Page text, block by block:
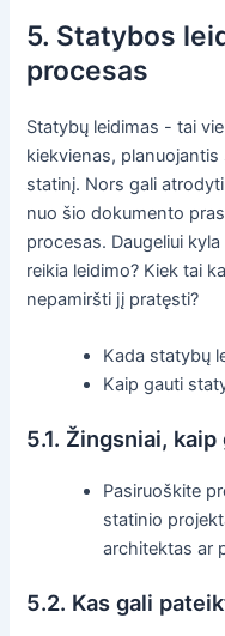
5. Statybos
procesas
Statybų leidimas - tai
kiekvienas,
statinį. Nors gali
nuo šio dokumento
procesas. Daugeliui
reikia leidimo? Kiek tai
nepamiršti jį pratęsti?
Kada statybų
Kaip gauti
5.1. Žingsniai,
Pasiruoškite
statinio
architektas ar
5.2. Kas gali